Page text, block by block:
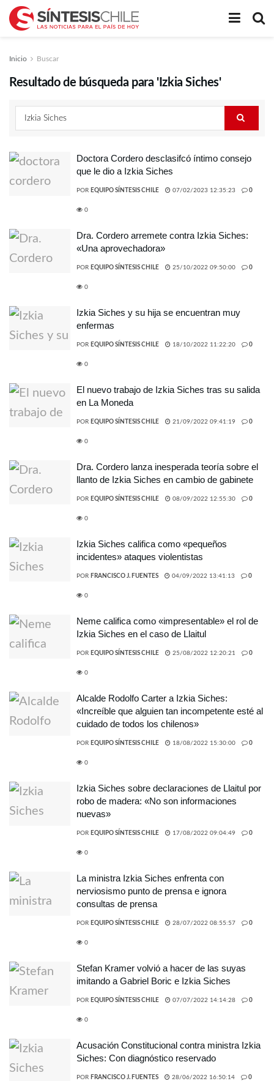
Inicio Buscar
Resultado de búsqueda para 'Izkia Siches'
Doctora Cordero desclasifcó íntimo consejo
que le dio a Izkia Siches
POR EQUIPO SÍNTESIS CHILE 07/02/2023 12:35:23 0
0
Dra. Cordero arremete contra Izkia Siches:
«Una aprovechadora»
POR EQUIPO SÍNTESIS CHILE 25/10/2022 09:50:00 0
0
Izkia Siches y su hija se encuentran muy
enfermas
POR EQUIPO SÍNTESIS CHILE 18/10/2022 11:22:20 0
0
El nuevo trabajo de Izkia Siches tras su salida
en La Moneda
POR EQUIPO SÍNTESIS CHILE 21/09/2022 09:41:19 0
0
Dra. Cordero lanza inesperada teoría sobre el
llanto de Izkia Siches en cambio de gabinete
POR EQUIPO SÍNTESIS CHILE 08/09/2022 12:55:30 0
0
Izkia Siches califica como «pequeños
incidentes» ataques violentistas
POR FRANCISCO J. FUENTES 04/09/2022 13:41:13 0
0
Neme califica como «impresentable» el rol de
Izkia Siches en el caso de Llaitul
POR EQUIPO SÍNTESIS CHILE 25/08/2022 12:20:21 0
0
Alcalde Rodolfo Carter a Izkia Siches:
«Increíble que alguien tan incompetente esté al
cuidado de todos los chilenos»
POR EQUIPO SÍNTESIS CHILE 18/08/2022 15:30:00 0
0
Izkia Siches sobre declaraciones de Llaitul por
robo de madera: «No son informaciones
nuevas»
POR EQUIPO SÍNTESIS CHILE 17/08/2022 09:04:49 0
0
La ministra Izkia Siches enfrenta con
nerviosismo punto de prensa e ignora
consultas de prensa
POR EQUIPO SÍNTESIS CHILE 28/07/2022 08:55:57 0
0
Stefan Kramer volvió a hacer de las suyas
imitando a Gabriel Boric e Izkia Siches
POR EQUIPO SÍNTESIS CHILE 07/07/2022 14:14:28 0
0
Acusación Constitucional contra ministra Izkia
Siches: Con diagnóstico reservado
POR FRANCISCO J. FUENTES 28/06/2022 16:50:14 0